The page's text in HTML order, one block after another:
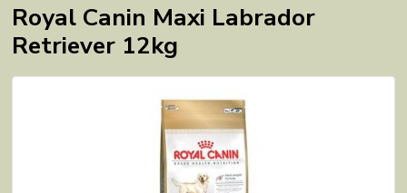
Royal Canin Maxi Labrador
Retriever 12kg